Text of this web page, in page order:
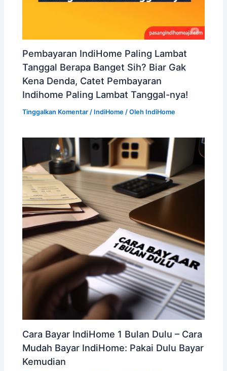
Pembayaran IndiHome Paling Lambat
Tanggal Berapa Banget Sih? Biar Gak
Kena Denda, Catet Pembayaran
Indihome Paling Lambat Tanggal-nya!
Tinggalkan Komentar / IndiHome / Oleh IndiHome
Cara Bayar IndiHome 1 Bulan Dulu – Cara
Mudah Bayar IndiHome: Pakai Dulu Bayar
Kemudian